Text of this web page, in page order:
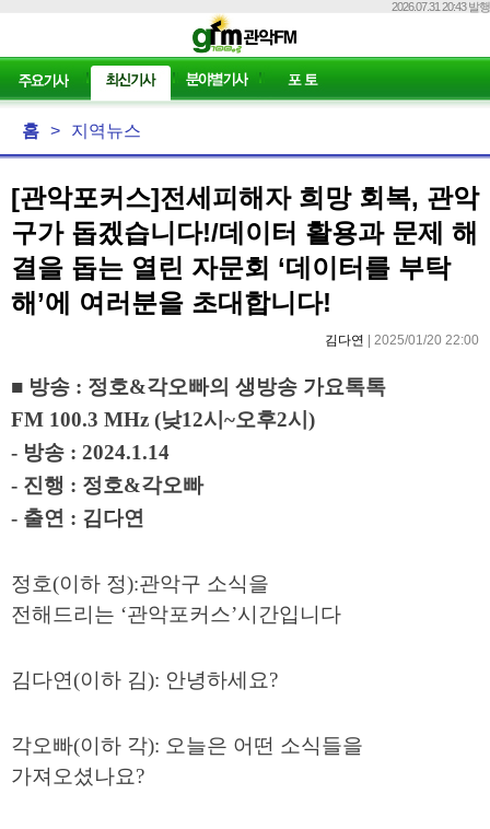
2026.07.31 20:43 발행
홈 > 지역뉴스
[관악포커스]전세피해자 희망 회복, 관악
구가 돕겠습니다!/데이터 활용과 문제 해
결을 돕는 열린 자문회 ‘데이터를 부탁
해’에 여러분을 초대합니다!
김다연 | 2025/01/20 22:00
■ 방송 : 정호&각오빠의 생방송 가요톡톡
FM 100.3 MHz (낮12시 ~오후2시 )
- 방송 : 2024.1.14
- 진행 : 정호&각오빠
- 출연 : 김다연
정호(이하 정):관악구 소식을
전해드리는 ‘관악포커스’시간입니다
김다연(이하 김): 안녕하세요?
각오빠(이하 각): 오늘은 어떤 소식들을
가져오셨나요?